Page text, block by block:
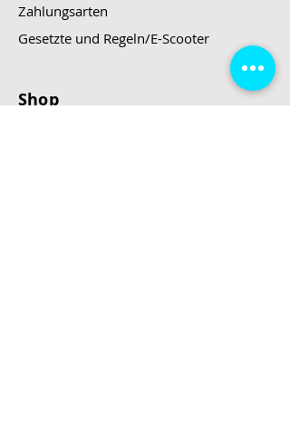
Zahlungsarten
Gesetzte und Regeln/E-Scooter
Shop